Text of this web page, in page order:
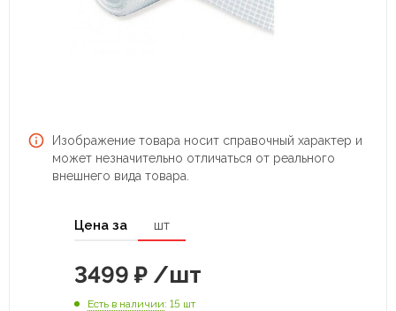
Изображение товара носит справочный характер и
может незначительно отличаться от реального
внешнего вида товара.
Цена за шт
3499 ₽ /шт
Есть в наличии: 15 шт